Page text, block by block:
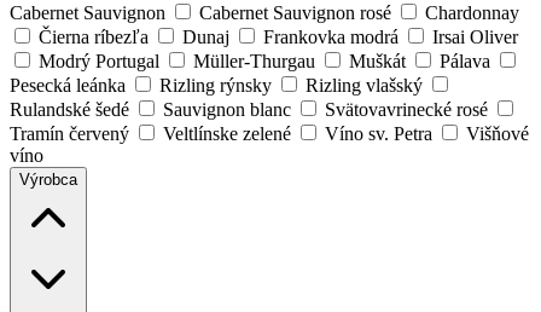
Cabernet Sauvignon
Cabernet Sauvignon rosé
Chardonnay
Čierna ríbezľa
Dunaj Frankovka modrá
Irsai Oliver
Modrý Portugal
Müller-Thurgau Muškát
Pálava
Pesecká leánka
Rizling rýnsky
Rizling vlašský
Rulandské šedé
Sauvignon blanc
Svätovavrinecké rosé
Tramín červený
Veltlínske zelené Víno sv. Petra
Višňové
víno
Výrobca